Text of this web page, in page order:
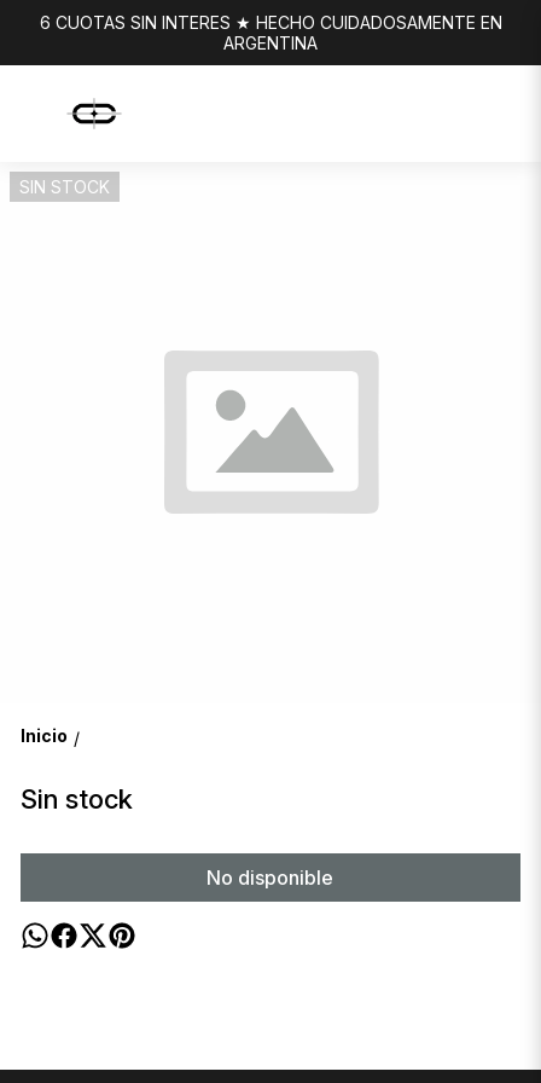
6 CUOTAS SIN INTERES ★ HECHO CUIDADOSAMENTE EN
ARGENTINA
SIN STOCK
Inicio /
Sin stock
No disponible